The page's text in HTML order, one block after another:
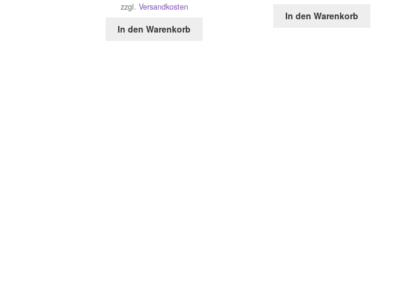
zzgl. Versandkosten
In den Warenkorb
In den Warenkorb